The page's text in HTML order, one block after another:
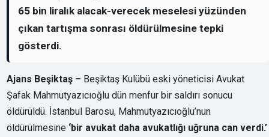
65 bin liralık alacak-verecek meselesi yüzünden
çıkan tartışma sonrası öldürülmesine tepki
gösterdi.
Ajans Beşiktaş – Beşiktaş Kulübü eski yöneticisi Avukat
Şafak Mahmutyazıcıoğlu dün menfur bir saldırı sonucu
öldürüldü. İstanbul Barosu, Mahmutyazıcıoğlu’nun
öldürülmesine ‘bir avukat daha avukatlığı uğruna can verdi.’